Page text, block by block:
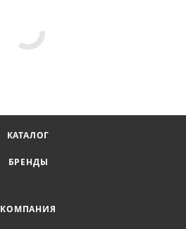
КАТАЛОГ
БРЕНДЫ
КОМПАНИЯ